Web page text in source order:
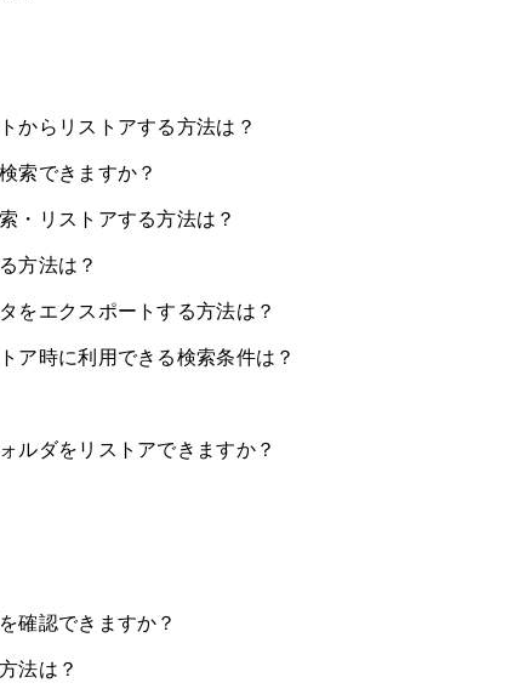
からリストアする方法は？
索できますか？
・リストアする方法は？
方法は？
をエクスポートする方法は？
ア時に利用できる検索条件は？
ルダをリストアできますか？
確認できますか？
法は？